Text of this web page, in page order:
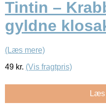
Tintin –
gyldne
(Læs mere)
49 kr. (Vis fragtpris)
Læs